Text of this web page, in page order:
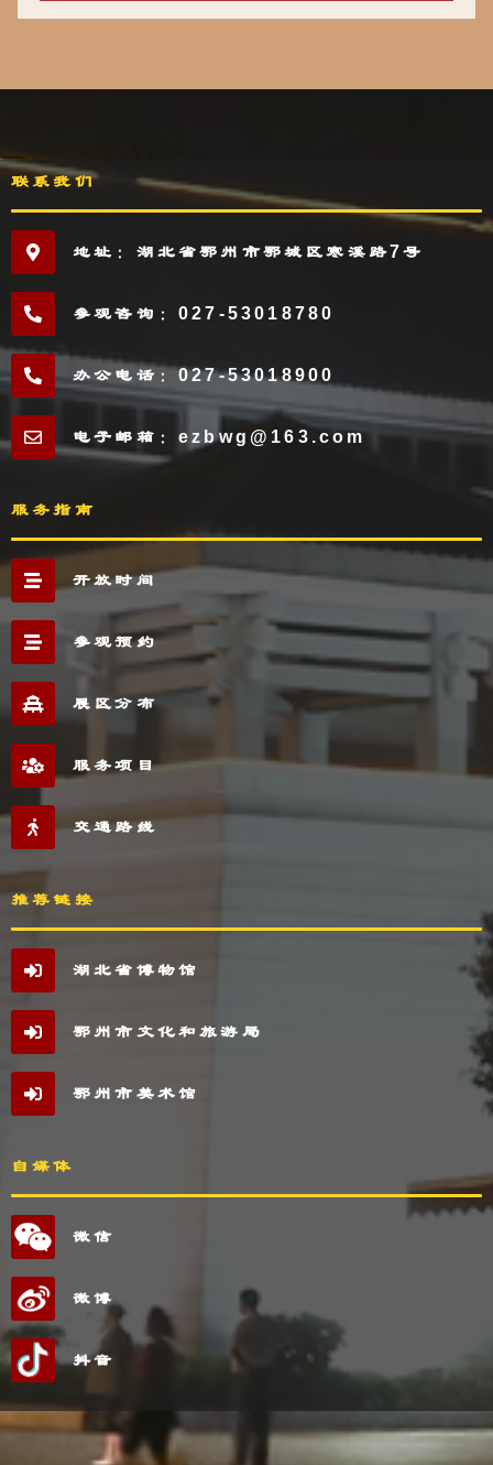
联系我们
地址：湖北省鄂州市鄂城区寒溪路7号
参观咨询：027-53018780
办公电话：027-53018900
电子邮箱：ezbwg@163.com
服务指南
开放时间
参观预约
展区分布
服务项目
交通路线
推荐链接
湖北省博物馆
鄂州市文化和旅游局
鄂州市美术馆
自媒体
微信
微博
抖音